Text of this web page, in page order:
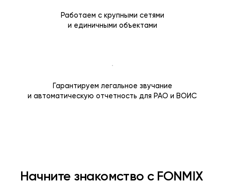
Работаем с крупными сетями
и единичными объектами
Гарантируем легальное звучание
и автоматическую отчетность для РАО и ВОИС
Начните знакомство с FONMIX